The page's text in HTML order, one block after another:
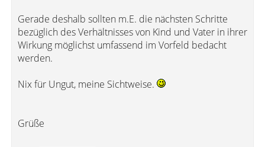
Gerade deshalb sollten m.E. die nächsten Schritte
bezüglich des Verhältnisses von Kind und Vater in ihrer
Wirkung möglichst umfassend im Vorfeld bedacht
werden.
Nix für Ungut, meine Sichtweise.
Grüße